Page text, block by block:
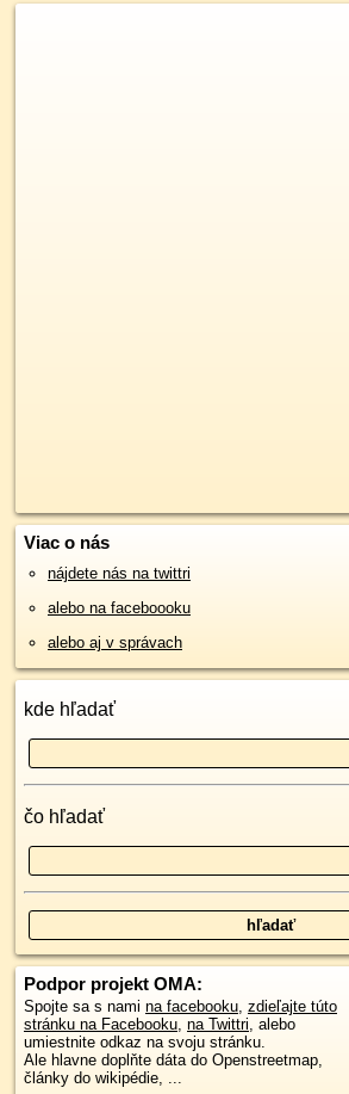
Viac o nás
nájdete nás na twittri
alebo na faceboooku
alebo aj v správach
kde hľadať
čo hľadať
Podpor projekt OMA:
Spojte sa s nami na facebooku, zdieľajte túto
stránku na Facebooku, na Twittri, alebo
umiestnite odkaz na svoju stránku.
Ale hlavne doplňte dáta do Openstreetmap,
články do wikipédie, ...